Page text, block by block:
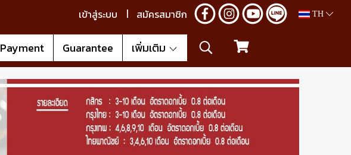
เข้าสู่ระบบ สมัครสมาชิก TH
Payment Guarantee เพิ่มเติม